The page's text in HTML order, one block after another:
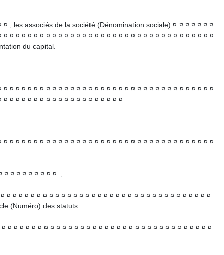
, les associés de la société (Dénomination sociale) ¤ ¤ ¤ ¤ ¤ ¤ ¤
¤ ¤ ¤ ¤ ¤ ¤ ¤ ¤ ¤ ¤ ¤ ¤ ¤ ¤ ¤ ¤ ¤ ¤ ¤ ¤ ¤ ¤ ¤ ¤ ¤ ¤ ¤ ¤ ¤ ¤ ¤ ¤ ¤ ¤
du capital.
¤ ¤ ¤ ¤ ¤ ¤ ¤ ¤ ¤ ¤ ¤ ¤ ¤ ¤ ¤ ¤ ¤ ¤ ¤ ¤ ¤ ¤ ¤ ¤ ¤ ¤ ¤ ¤ ¤ ¤ ¤ ¤ ¤ ¤
¤ ¤ ¤ ¤ ¤ ¤ ¤ ¤ ¤ ¤ ¤ ¤ ¤ ¤ ¤ ¤ ¤ ¤ ¤
¤ ¤ ¤ ¤ ¤ ¤ ¤ ¤ ¤ ¤ ¤ ¤ ¤ ¤ ¤ ¤ ¤ ¤ ¤ ¤ ¤ ¤ ¤ ¤ ¤ ¤ ¤ ¤ ¤ ¤ ¤ ¤ ¤ ¤
¤ ¤ ¤ ¤ ¤ ¤ ¤ ¤ ¤ ;
¤ ¤ ¤ ¤ ¤ ¤ ¤ ¤ ¤ ¤ ¤ ¤ ¤ ¤ ¤ ¤ ¤ ¤ ¤ ¤ ¤ ¤ ¤ ¤ ¤ ¤ ¤ ¤ ¤ ¤ ¤ ¤ ¤ ¤
(Numéro) des statuts.
¤ ¤ ¤ ¤ ¤ ¤ ¤ ¤ ¤ ¤ ¤ ¤ ¤ ¤ ¤ ¤ ¤ ¤ ¤ ¤ ¤ ¤ ¤ ¤ ¤ ¤ ¤ ¤ ¤ ¤ ¤ ¤ ¤ ¤